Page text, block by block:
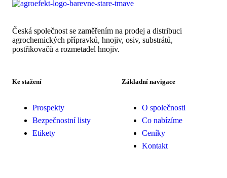
Česká společnost se zaměřením na prodej a distribuci
agrochemických přípravků, hnojiv, osiv, substrátů,
postřikovačů a rozmetadel hnojiv.
Ke stažení
Prospekty
Bezpečnostní listy
Etikety
Základní navigace
O společnosti
Co nabízíme
Ceníky
Kontakt